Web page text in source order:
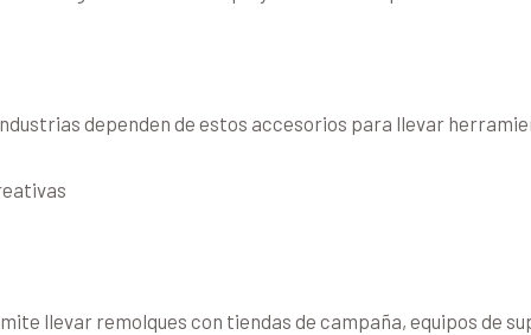
dependen de estos accesorios para llevar
llevar remolques con tiendas de campaña, equipos de